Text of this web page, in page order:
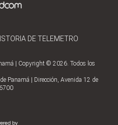
DE TELEMETRO
| Copyright © 2026. Todos los
Panamá | Dirección, Avenida 12 de